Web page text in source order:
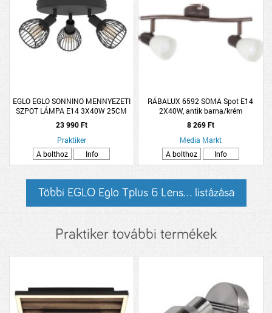
EGLO EGLO SONNINO MENNYEZETI
SZPOT LÁMPA E14 3X40W 25CM
FEKETE
23 990 Ft
Praktiker
A bolthoz
Info
RÁBALUX 6592 SOMA Spot E14
2X40W, antik barna/krém
8 269 Ft
Media Markt
A bolthoz
Info
Többi EGLO Eglo Tplus 6 Lens... listázása
Praktiker további termékek